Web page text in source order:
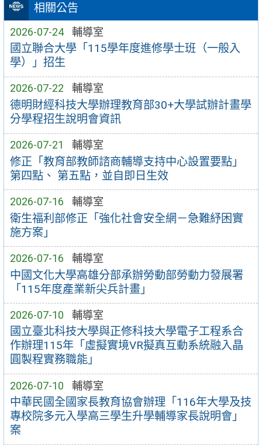
相關公告
2026-07-24 輔導室
國立聯合大學「115學年度進修學士班（一般入
學）」招生
2026-07-22 輔導室
德明財經科技大學辦理教育部30+大學試辦計畫學
分學程招生說明會資訊
2026-07-21 輔導室
修正「教育部教師諮商輔導支持中心設置要點」
第四點、 第五點，並自即日生效
2026-07-16 輔導室
衛生福利部修正「強化社會安全網－急難紓困實
施方案」
2026-07-16 輔導室
中國文化大學高雄分部承辦勞動部勞動力發展署
「115年度產業新尖兵計畫」
2026-07-10 輔導室
國立臺北科技大學與正修科技大學電子工程系合
作辦理115年「虛擬實境VR擬真互動系統融入晶
圓製程實務職能」
2026-07-10 輔導室
中華民國全國家長教育協會辦理「116年大學及技
專校院多元入學高三學生升學輔導家長說明會」
案